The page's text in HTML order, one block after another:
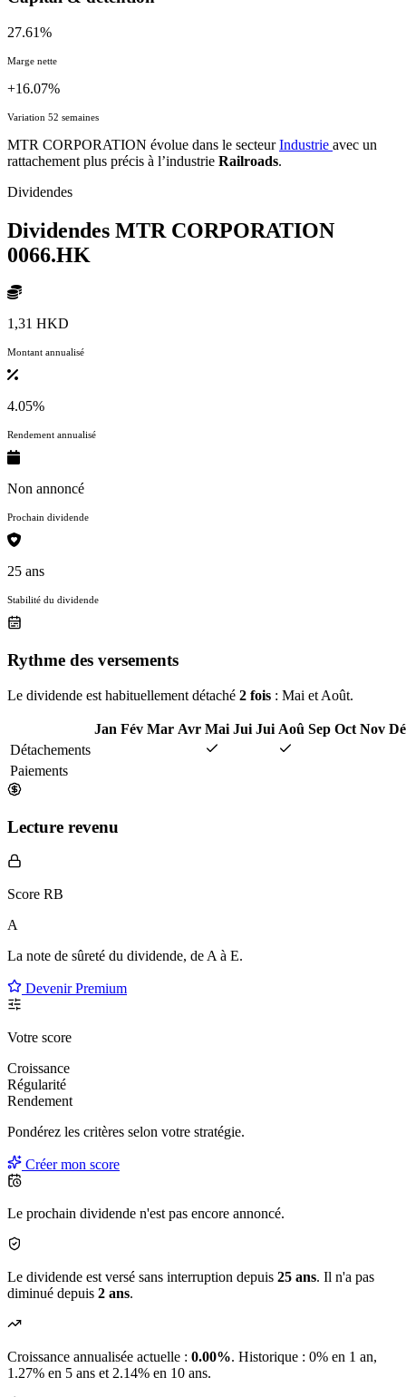
27.61%
Marge nette
+16.07%
Variation 52 semaines
MTR CORPORATION évolue dans le secteurIndustrie avec un
rattachement plus précis à l’industrie Railroads.
Dividendes
Dividendes MTR CORPORATION
0066.HK
1,31 HKD
Montant annualisé
4.05%
Rendement annualisé
Non annoncé
Prochain dividende
25 ans
Stabilité du dividende
Rythme des versements
Le dividende est habituellement détaché 2 fois : Mai et Août.
Jan Fév Mar Avr Mai Jui Jui Aoû Sep Oct Nov
Détachements
Paiements
Lecture revenu
Score RB
A
La note de sûreté du dividende, de A à E.
Devenir Premium
Votre score
Croissance
Régularité
Rendement
Pondérez les critères selon votre stratégie.
Créer mon score
Le prochain dividende n'est pas encore annoncé.
Le dividende est versé sans interruption depuis 25 ans. Il n'a pas
diminué depuis 2 ans.
Croissance annualisée actuelle : 0.00%. Historique : 0% en 1 an,
1.27% en 5 ans et 2.14% en 10 ans.